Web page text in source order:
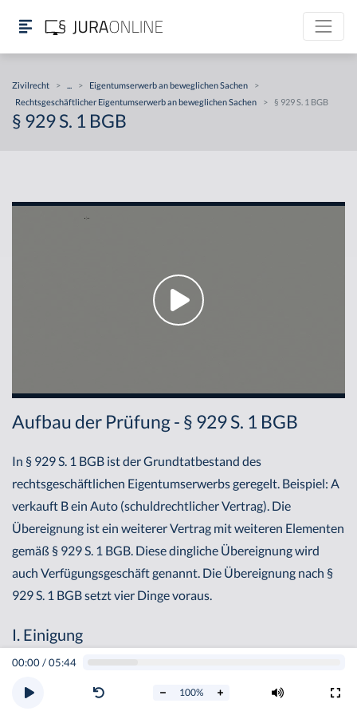
Zivilrecht > > Eigentumserwerb an beweglichen Sachen
>
Rechtsgeschäftlicher Eigentumserwerb an beweglichen Sachen
> § 929 S. 1 BGB
§ 929 S. 1 BGB
00:00/05:44
100%
Aufbau der Prüfung - § 929 S. 1 BGB
In § 929 S. 1 BGB ist der Grundtatbestand des
rechtsgeschäftlichen Eigentumserwerbs geregelt. Beispiel: A
verkauft B ein Auto (schuldrechtlicher Vertrag). Die
Übereignung ist ein weiterer Vertrag mit weiteren Elementen
gemäß § 929 S. 1 BGB. Diese dingliche Übereignung wird
auch Verfügungsgeschäft genannt. Die Übereignung nach §
929 S. 1 BGB setzt vier Dinge voraus.
I. Einigung
Zunächst verlangt § 929 S. 1 BGB eine Einigung. Diese
Einigung i.S.d. § 929 S. 1 BGB richtet sich nach den